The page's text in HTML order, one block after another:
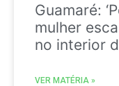
Guamaré:
mulher
no interior
VER MATÉRIA »